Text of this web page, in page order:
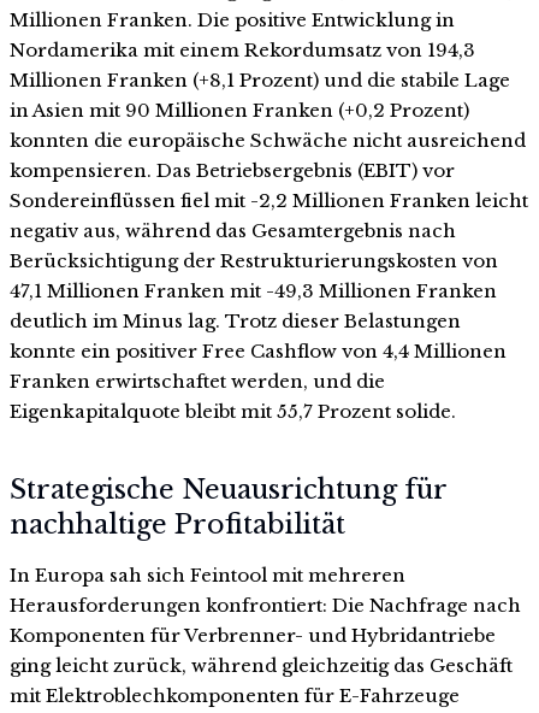
Millionen Franken. Die positive Entwicklung in
Nordamerika mit einem Rekordumsatz von 194,3
Millionen Franken (+8,1 Prozent) und die stabile Lage
in Asien mit 90 Millionen Franken (+0,2 Prozent)
konnten die europäische Schwäche nicht ausreichend
kompensieren. Das Betriebsergebnis (EBIT) vor
Sondereinflüssen fiel mit -2,2 Millionen Franken leicht
negativ aus, während das Gesamtergebnis nach
Berücksichtigung der Restrukturierungskosten von
47,1 Millionen Franken mit -49,3 Millionen Franken
deutlich im Minus lag. Trotz dieser Belastungen
konnte ein positiver Free Cashflow von 4,4 Millionen
Franken erwirtschaftet werden, und die
Eigenkapitalquote bleibt mit 55,7 Prozent solide.
Strategische Neuausrichtung für
nachhaltige Profitabilität
In Europa sah sich Feintool mit mehreren
Herausforderungen konfrontiert: Die Nachfrage nach
Komponenten für Verbrenner- und Hybridantriebe
ging leicht zurück, während gleichzeitig das Geschäft
mit Elektroblechkomponenten für E-Fahrzeuge